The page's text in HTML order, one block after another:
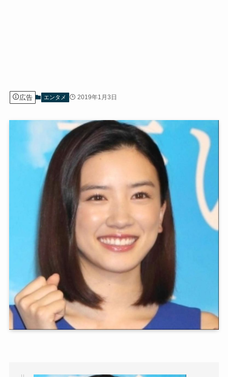
広告 エンタメ 2019年1月3日